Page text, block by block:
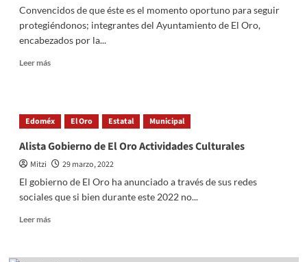
Pactan
Convencidos de que éste es el momento oportuno para seguir
protegiéndonos; integrantes del Ayuntamiento de El Oro,
encabezados por la...
Leer másRead
Oro:
Entrega
Insumos
contra
COVID
Edoméx El Oro Estatal Municipal
Alista Gobierno de El Oro Actividades Culturales
Mitzi
29 marzo, 2022
El gobierno de El Oro ha anunciado a través de sus redes
sociales que si bien durante este 2022 no...
Leer másRead
Alista